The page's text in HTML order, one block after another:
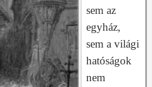
sem az
egyház,
sem a világi
hatóságok
nem